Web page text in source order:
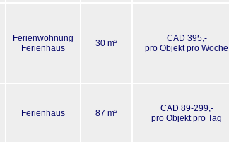
Ferienwohnung
Ferienhaus
30 m²
CAD 395,-
pro Objekt pro Woche
Ferienhaus 87 m²
CAD 89-299,-
pro Objekt pro Tag